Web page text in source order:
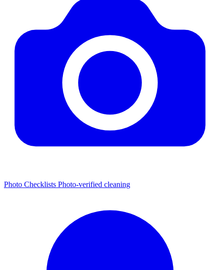
Photo Checklists Photo-verified cleaning